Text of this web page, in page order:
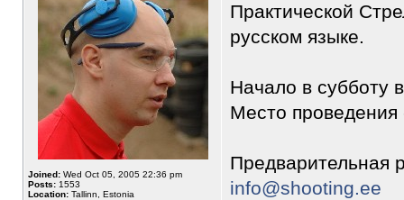
Joined: Wed Oct 05, 2005 22:36 pm
Posts: 1553
Location: Tallinn, Estonia
Практической
русском языке.
Начало в субботу
Место проведения
Предварительная
info@shooting.ee